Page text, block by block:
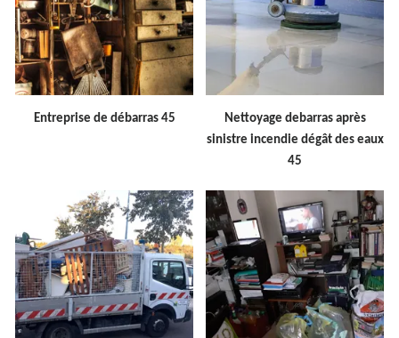
Entreprise de débarras 45
Nettoyage debarras après
sinistre incendie dégât des eaux
45